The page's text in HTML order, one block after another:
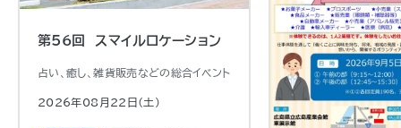
第56回 スマイルロケーション
占い、癒し、雑貨販売などの総合イベント
2026年08月22日（土)